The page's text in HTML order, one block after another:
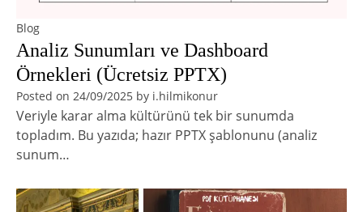
Blog
Analiz Sunumları ve Dashboard
Örnekleri (Ücretsiz PPTX)
Posted on 24/09/2025 by i.hilmikonur
Veriyle karar alma kültürünü tek bir sunumda
topladım. Bu yazıda; hazır PPTX şablonunu (analiz
sunum…